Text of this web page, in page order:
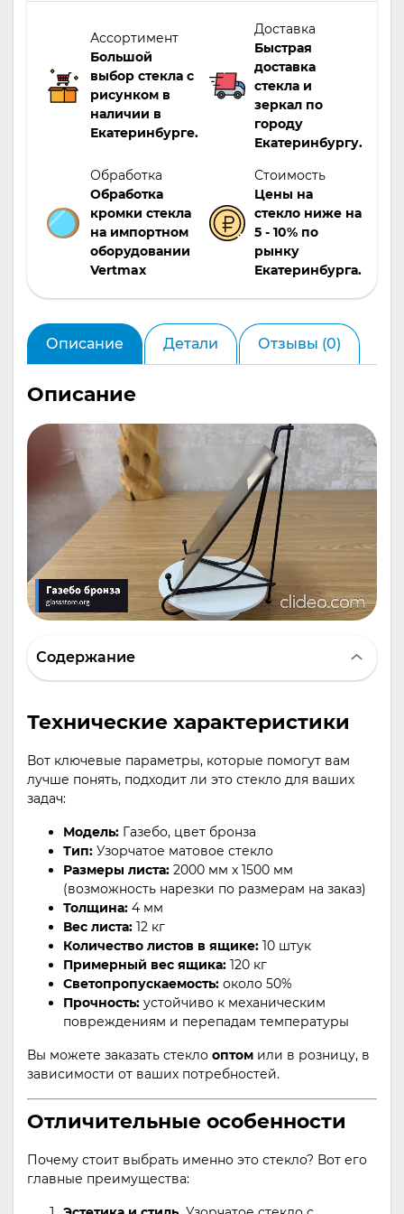
Ассортимент
Большой
выбор стекла с
рисунком в
наличии в
Екатеринбурге.
Доставка
Быстрая
доставка
стекла и
зеркал по
городу
Екатеринбургу.
Обработка
Обработка
кромки стекла
на импортном
оборудовании
Vertmax
Стоимость
Цены на
стекло ниже на
5 - 10% по
рынку
Екатеринбурга.
Описание Детали Отзывы (0)
Описание
Содержание
Технические характеристики
Вот ключевые параметры, которые помогут вам
лучше понять, подходит ли это стекло для ваших
задач:
Модель: Газебо, цвет бронза
Тип: Узoрчатое матовое стекло
Размеры листа: 2000 мм x 1500 мм
(возможность нарезки по размерам на заказ)
Толщина: 4 мм
Вес листа: 12 кг
Количество листов в ящике: 10 штук
Примерный вес ящика: 120 кг
Светопропускаемость: около 50%
Прочность: устойчиво к механическим
повреждениям и перепадам температуры
Вы можете заказать стекло оптом или в розницу, в
зависимости от ваших потребностей.
Отличительные особенности
Почему стоит выбрать именно это стекло? Вот его
главные преимущества: